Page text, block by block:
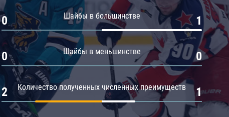
Амур
Барыс
Салават Юлаев
Шайбы в большинстве
0 1
Шайбы в меньшинстве
0 0
Количество полученных численных преимуществ
2 1